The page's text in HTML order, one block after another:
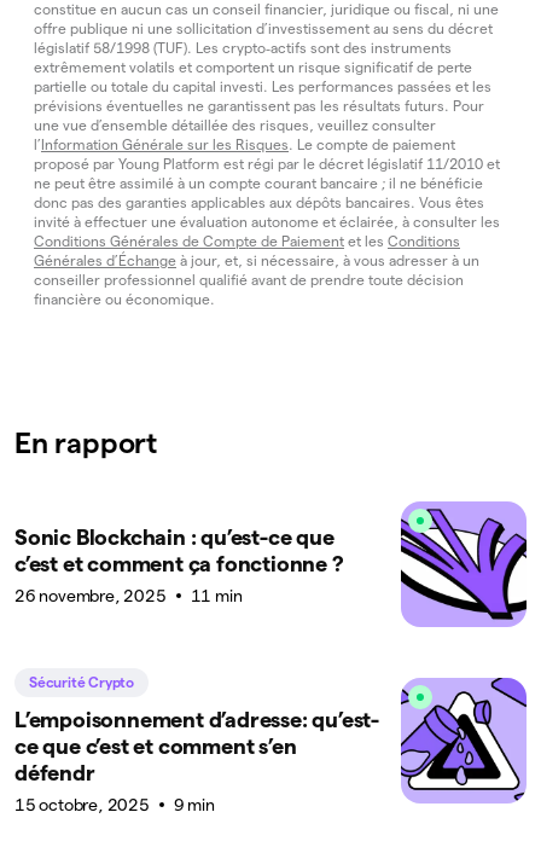
constitue en aucun cas un conseil financier, juridique ou fiscal, ni une
offre publique ni une sollicitation d’investissement au sens du décret
législatif 58/1998 (TUF). Les crypto‑actifs sont des instruments
extrêmement volatils et comportent un risque significatif de perte
partielle ou totale du capital investi. Les performances passées et les
prévisions éventuelles ne garantissent pas les résultats futurs. Pour
une vue d’ensemble détaillée des risques, veuillez consulter
l’Information Générale sur les Risques. Le compte de paiement
proposé par Young Platform est régi par le décret législatif 11/2010 et
ne peut être assimilé à un compte courant bancaire ; il ne bénéficie
donc pas des garanties applicables aux dépôts bancaires. Vous êtes
invité à effectuer une évaluation autonome et éclairée, à consulter les
Conditions Générales de Compte de Paiement et les Conditions
Générales d’Échange à jour, et, si nécessaire, à vous adresser à un
conseiller professionnel qualifié avant de prendre toute décision
financière ou économique.
En rapport
Sonic Blockchain : qu’est-ce que
c’est et comment ça fonctionne ?
26 novembre, 2025 11 min
Sécurité Crypto
L’empoisonnement d’adresse: qu’est-
ce que c’est et comment s’en
défendr
15 octobre, 2025 9 min